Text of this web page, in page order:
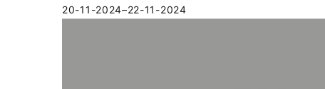
20-11-2024–22-11-2024